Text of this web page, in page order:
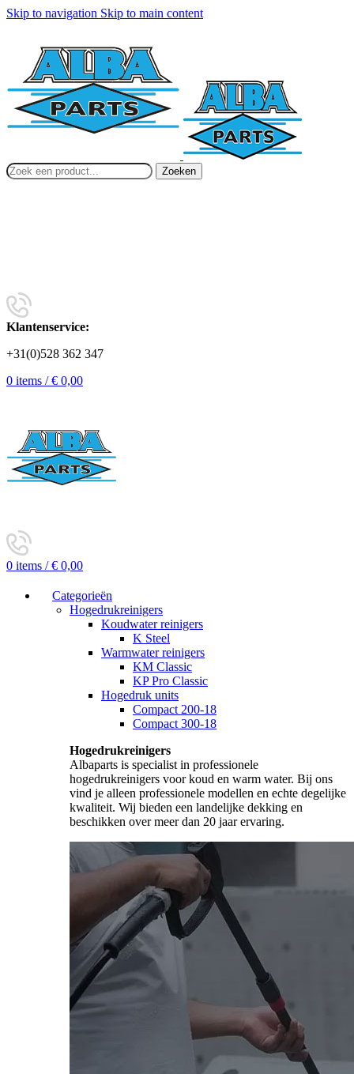
Skip to navigation Skip to main content
Zoeken
Klantenservice:
+31(0)528 362 347
0 items / € 0,00
0 items / € 0,00
Categorieën
Hogedrukreinigers
Koudwater reinigers
K Steel
Warmwater reinigers
KM Classic
KP Pro Classic
Hogedruk units
Compact 200-18
Compact 300-18
Hogedrukreinigers
Albaparts is specialist in professionele
hogedrukreinigers voor koud en warm water. Bij ons
vind je alleen professionele modellen en echte degelijke
kwaliteit. Wij bieden een landelijke dekking en
beschikken over meer dan 20 jaar ervaring.